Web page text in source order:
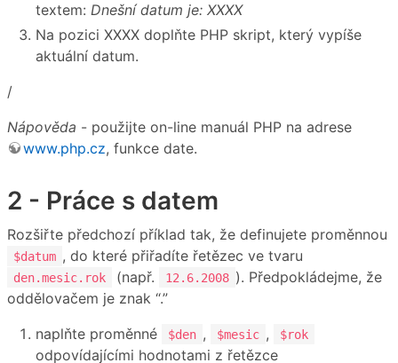
textem: Dnešní datum je: XXXX
Na pozici XXXX doplňte PHP skript, který vypíše
aktuální datum.
/
Nápověda - použijte on-line manuál PHP na adrese
www.php.cz, funkce date.
2 - Práce s datem
Rozšiřte předchozí příklad tak, že definujete proměnnou
$datum , do které přiřadíte řetězec ve tvaru
den.mesic.rok (např. 12.6.2008 ). Předpokládejme, že
oddělovačem je znak “.”
naplňte proměnné
$den , $mesic , $rok
odpovídajícími hodnotami z řetězce